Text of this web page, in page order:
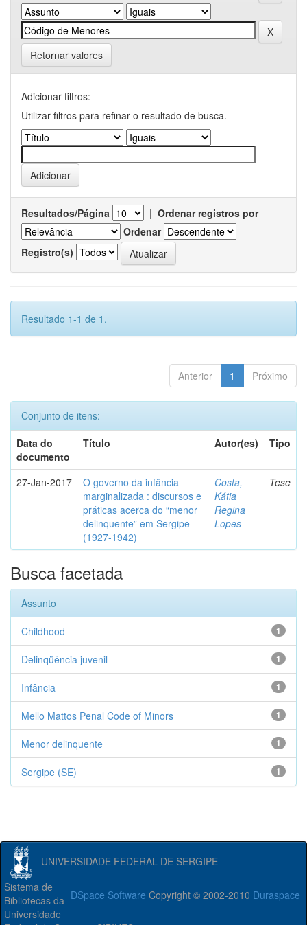
Retornar valores
Adicionar filtros:
Utilizar filtros para refinar o resultado de busca.
Resultados/Página | Ordenar registros por
Ordenar
Registro(s)
Resultado 1-1 de 1.
Anterior 1 Próximo
Conjunto de itens:
Data do
documento
Título Autor(es) Tipo
27-Jan-2017
O governo da infância
marginalizada : discursos e
práticas acerca do “menor
delinquente” em Sergipe
(1927-1942)
Costa,
Kátia
Regina
Lopes
Tese
Busca facetada
Assunto
1
Childhood
1
Delinqüência juvenil
1
Infância
1
Mello Mattos Penal Code of Minors
1
Menor delinquente
1
Sergipe (SE)
UNIVERSIDADE FEDERAL DE SERGIPE
DSpace Software Copyright © 2002-2010 Duraspace
Sistema de
Bibliotecas da
Universidade